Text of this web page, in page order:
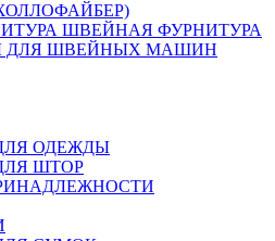
ШВЕЙНАЯ ФУРНИТУРА
ДЛЯ ШВЕЙНЫХ МАШИН
ОДЕЖДЫ
ШТОР